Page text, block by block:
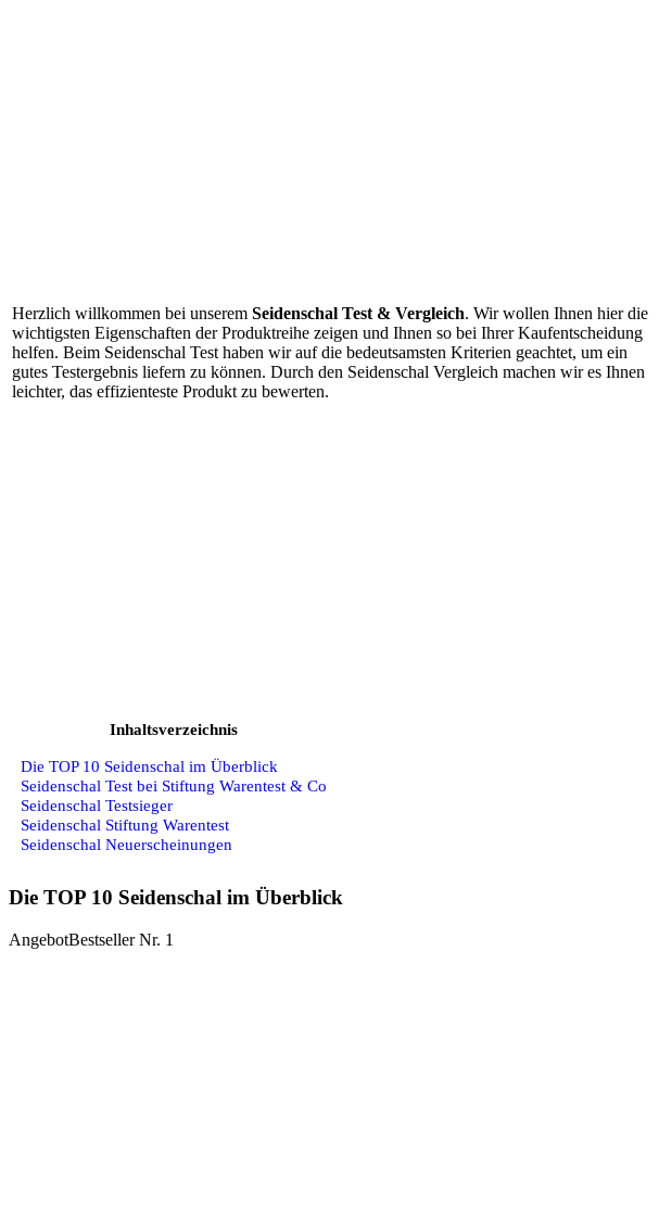
Herzlich willkommen bei unserem Seidenschal Test & Vergleich. Wir wollen Ihnen hier die
wichtigsten Eigenschaften der Produktreihe zeigen und Ihnen so bei Ihrer Kaufentscheidung
helfen. Beim Seidenschal Test haben wir auf die bedeutsamsten Kriterien geachtet, um ein
gutes Testergebnis liefern zu können. Durch den Seidenschal Vergleich machen wir es Ihnen
leichter, das effizienteste Produkt zu bewerten.
Inhaltsverzeichnis
Die TOP 10 Seidenschal im Überblick
Seidenschal Test bei Stiftung Warentest & Co
Seidenschal Testsieger
Seidenschal Stiftung Warentest
Seidenschal Neuerscheinungen
Die TOP 10 Seidenschal im Überblick
AngebotBestseller Nr. 1